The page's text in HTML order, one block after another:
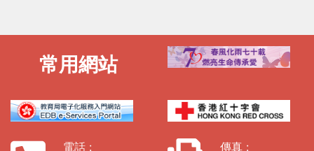
常用網站
電話 : 傳真 :